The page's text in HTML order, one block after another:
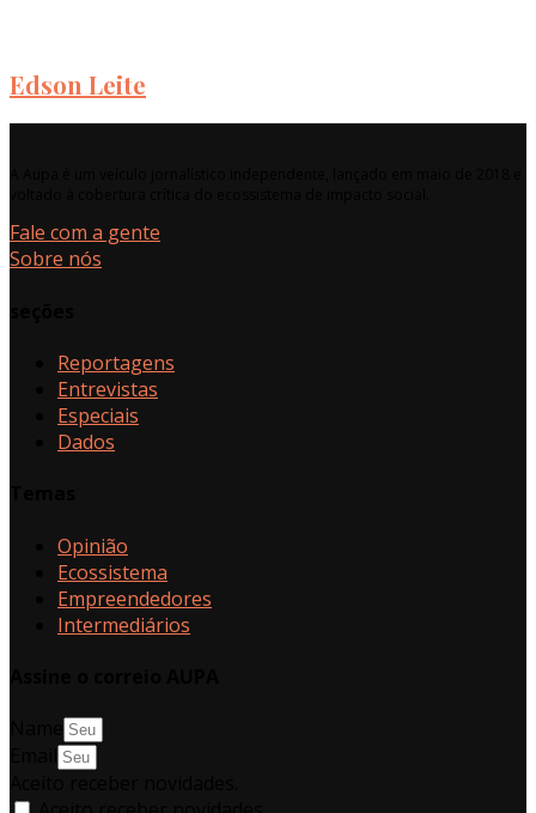
Edson Leite
Fale com a gente
Sobre nós
Reportagens
Entrevistas
Especiais
Dados
Opinião
Ecossistema
Empreendedores
Intermediários